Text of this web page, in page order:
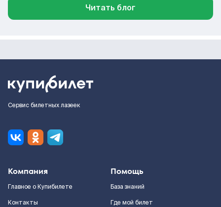
Читать блог
Сервис билетных лазеек
Компания
Главное о Купибилете
Контакты
Помощь
База знаний
Где мой билет